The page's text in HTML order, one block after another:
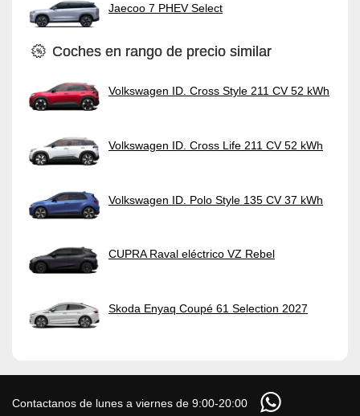
Jaecoo 7 PHEV Select
Coches en rango de precio similar
Volkswagen ID. Cross Style 211 CV 52 kWh
Volkswagen ID. Cross Life 211 CV 52 kWh
Volkswagen ID. Polo Style 135 CV 37 kWh
CUPRA Raval eléctrico VZ Rebel
Skoda Enyaq Coupé 61 Selection 2027
Contactanos de lunes a viernes de 9:00-20:00